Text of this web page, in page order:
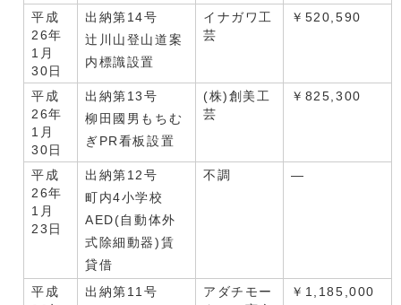
平成
26年
1月
30日
出納第14号
辻川山登山道案
内標識設置
イナガワ工
芸
￥520,590
平成
26年
1月
30日
出納第13号
柳田國男もちむ
ぎPR看板設置
(株)創美工
芸
￥825,300
平成
26年
1月
23日
出納第12号
町内4小学校
AED(自動体外
式除細動器)賃
貸借
不調 ―
平成
出納第11号
アダチモー
￥1,185,000